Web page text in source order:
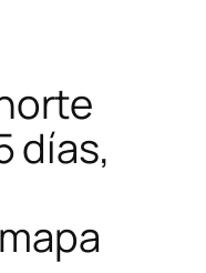
días,